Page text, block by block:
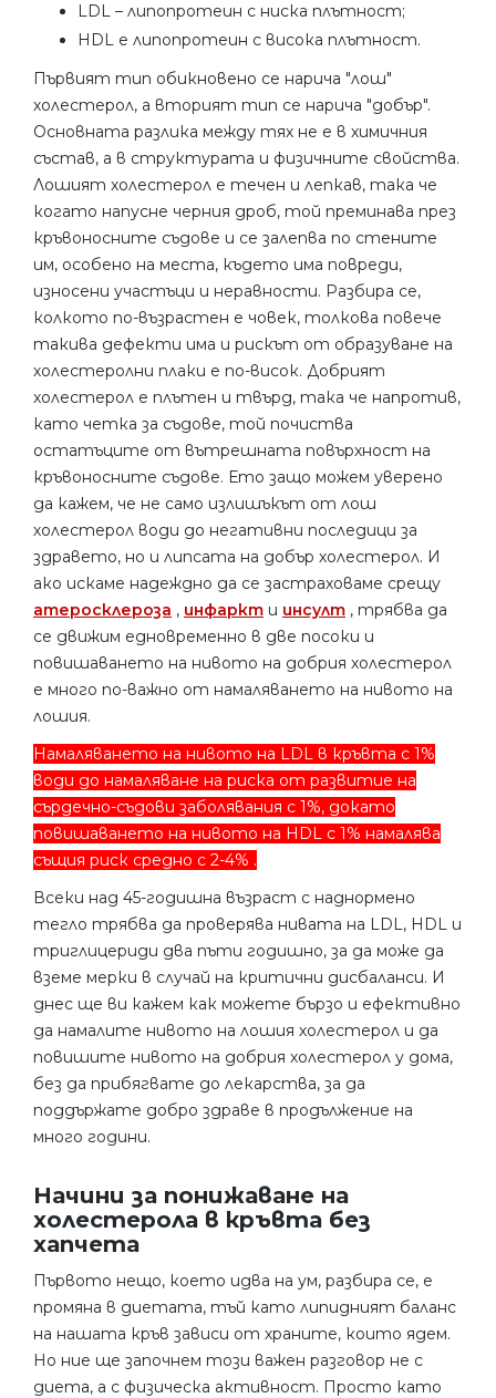
LDL – липопротеин с ниска плътност;
HDL е липопротеин с висока плътност.
Първият тип обикновено се нарича "лош"
холестерол, а вторият тип се нарича "добър".
Основната разлика между тях не е в химичния
състав, а в структурата и физичните свойства.
Лошият холестерол е течен и лепкав, така че
когато напусне черния дроб, той преминава през
кръвоносните съдове и се залепва по стените
им, особено на места, където има повреди,
износени участъци и неравности. Разбира се,
колкото по-възрастен е човек, толкова повече
такива дефекти има и рискът от образуване на
холестеролни плаки е по-висок. Добрият
холестерол е плътен и твърд, така че напротив,
като четка за съдове, той почиства
остатъците от вътрешната повърхност на
кръвоносните съдове. Ето защо можем уверено
да кажем, че не само излишъкът от лош
холестерол води до негативни последици за
здравето, но и липсата на добър холестерол. И
ако искаме надеждно да се застраховаме срещу
атеросклероза , инфаркт и инсулт , трябва да
се движим едновременно в две посоки и
повишаването на нивото на добрия холестерол
е много по-важно от намаляването на нивото на
лошия.
Намаляването на нивото на LDL в кръвта с 1%
води до намаляване на риска от развитие на
сърдечно-съдови заболявания с 1%, докато
повишаването на нивото на HDL с 1% намалява
същия риск средно с 2-4% .
Всеки над 45-годишна възраст с наднормено
тегло трябва да проверява нивата на LDL, HDL и
триглицериди два пъти годишно, за да може да
вземе мерки в случай на критични дисбаланси. И
днес ще ви кажем как можете бързо и ефективно
да намалите нивото на лошия холестерол и да
повишите нивото на добрия холестерол у дома,
без да прибягвате до лекарства, за да
поддържате добро здраве в продължение на
много години.
Начини за понижаване на
холестерола в кръвта без
хапчета
Първото нещо, което идва на ум, разбира се, е
промяна в диетата, тъй като липидният баланс
на нашата кръв зависи от храните, които ядем.
Но ние ще започнем този важен разговор не с
диета, а с физическа активност. Просто като